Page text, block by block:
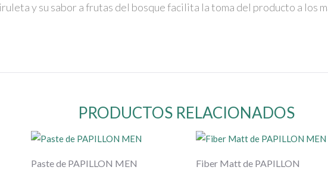
y su sabor a frutas del bosque facilita la toma del producto a los
PRODUCTOS RELACIONADOS
Paste de PAPILLON MEN
Fiber Matt de PAPILLON